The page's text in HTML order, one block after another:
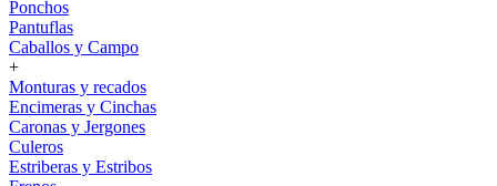
Ponchos
Pantuflas
Caballos y Campo
+
Monturas y recados
Encimeras y Cinchas
Caronas y Jergones
Culeros
Estriberas y Estribos